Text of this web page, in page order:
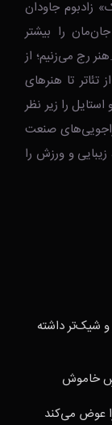
زادبوم جاودان
را بیشتر
رج می‌زنیم؛ از
تا هنرهای
را زیر نظر
صنعت
و ورزش را
شیک‌تر داشته
خاموش
عوض می‌کند